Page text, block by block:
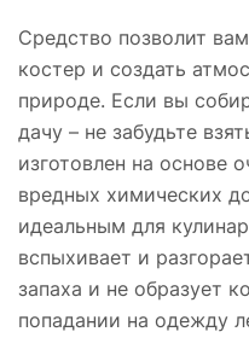
Средство позволит
костер и создать
природе. Если вы
дачу – не забудьте
изготовлен на основе
вредных химических
идеальным для
вспыхивает и
запаха и не образует
попадании на одежду